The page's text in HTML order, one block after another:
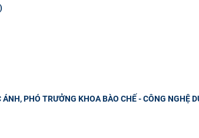
PHÓ TRƯỞNG KHOA BÀO CHẾ - CÔNG NGHỆ